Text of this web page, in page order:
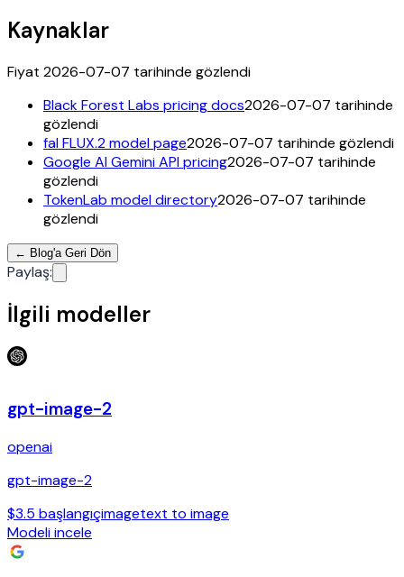
Kaynaklar
Fiyat 2026-07-07 tarihinde gözlendi
Black Forest Labs pricing docs2026-07-07 tarihinde
gözlendi
fal FLUX.2 model page2026-07-07 tarihinde gözlendi
Google AI Gemini API pricing2026-07-07 tarihinde
gözlendi
TokenLab model directory2026-07-07 tarihinde
gözlendi
← Blog'a Geri Dön
Paylaş:
İlgili modeller
gpt-image-2
openai
gpt-image-2
$3.5 başlangıçimagetext to image
Modeli incele